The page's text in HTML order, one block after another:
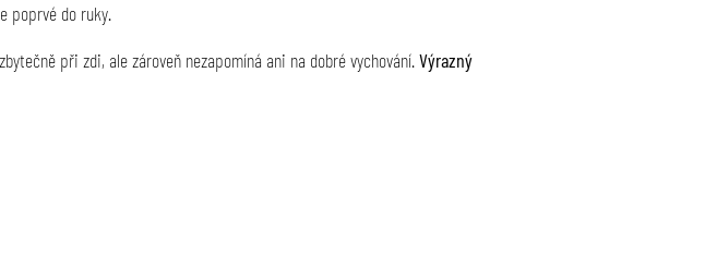
poprvé do ruky.
při zdi, ale zároveň nezapomíná ani na dobré vychování.Výrazný